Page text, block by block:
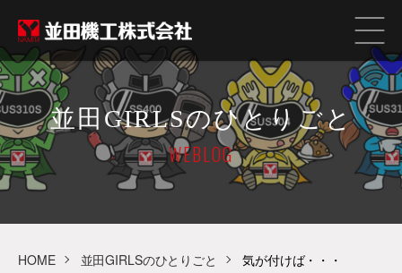
並田GIRLSのひとりごと
WEBLOG
HOME 並田GIRLSのひとりごと 気が付けば・・・